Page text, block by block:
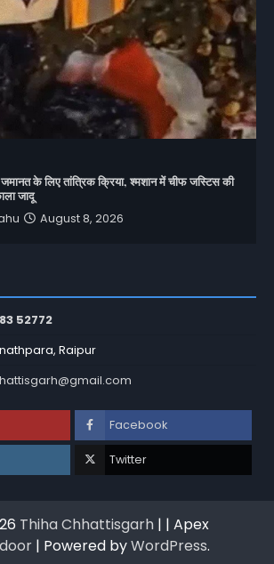
के लिए तांत्रिक क्रिया, श्मशान में चीफ जस्टिस की
जादू
August 8, 2026
52772
Raipur
Facebook
Twitter
Thiha Chhattisgarh | | Apex
| Powered byWordPress.